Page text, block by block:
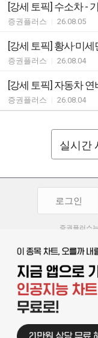
증권플러스 26.08.05
증권플러스 26.08.04
증권플러스 26.08.04
실시간
로그인
증권플러스
투자 참고사항이며, 정
두나무(주)는 제공
부담하지 않습니다. 본
이용약관 |
기사배열 기본방침
서울